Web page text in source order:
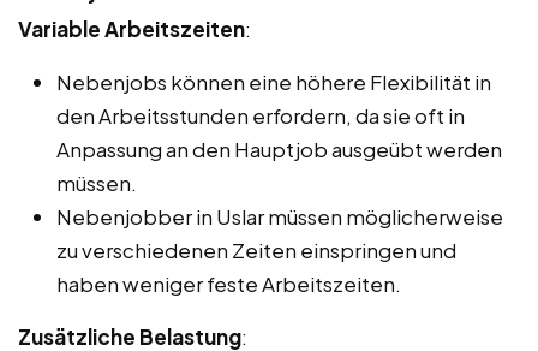
Variable Arbeitszeiten:
Nebenjobs können eine höhere Flexibilität in
den Arbeitsstunden erfordern, da sie oft in
Anpassung an den Hauptjob ausgeübt werden
müssen.
Nebenjobber in Uslar müssen möglicherweise
zu verschiedenen Zeiten einspringen und
haben weniger feste Arbeitszeiten.
Zusätzliche Belastung: